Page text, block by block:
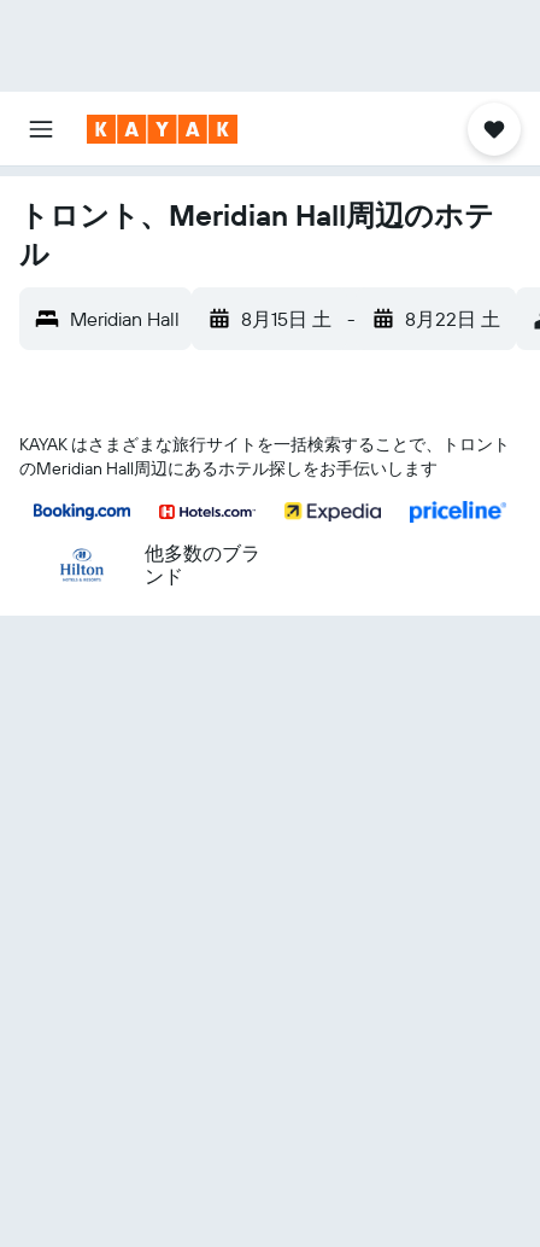
トロント、Meridian Hall周辺のホテ
ル
Meridian Hall 8月15日 土 - 8月22日 土
KAYAK はさまざまな旅行サイトを一括検索することで、トロント​
のMeridian Hall​周辺にあるホテル探しをお手伝いします
他多数のブラ
ンド